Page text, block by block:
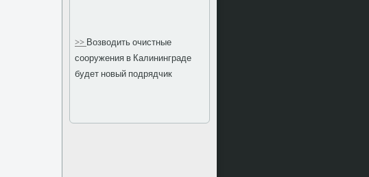
>>Возводить очистные
сооружения в Калининграде
будет новый подрядчик